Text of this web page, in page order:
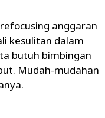
anggaran
kesulitan dalam
butuh bimbingan
Mudah-mudahan